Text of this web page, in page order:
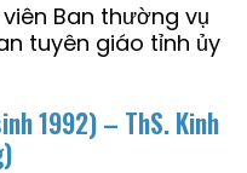
viên Ban thường vụ
tuyên giáo tỉnh ủy
1992) – ThS. Kinh